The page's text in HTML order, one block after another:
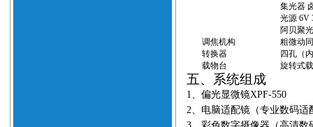
集光器
光源 6V
阿贝聚
调焦机构
粗微动
转换器
四孔（
载物台
旋转式
五、系统组成
1、偏光显微镜XPF-550
2、电脑适配镜 （专业数码适